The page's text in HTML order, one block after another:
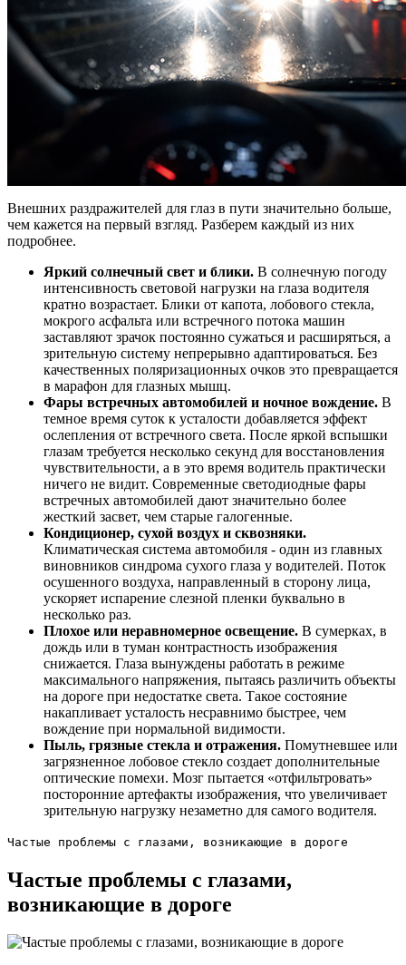
Внешних раздражителей для глаз в пути значительно больше,
чем кажется на первый взгляд. Разберем каждый из них
подробнее.
Яркий солнечный свет и блики. В солнечную погоду
интенсивность световой нагрузки на глаза водителя
кратно возрастает. Блики от капота, лобового стекла,
мокрого асфальта или встречного потока машин
заставляют зрачок постоянно сужаться и расширяться, а
зрительную систему непрерывно адаптироваться. Без
качественных поляризационных очков это превращается
в марафон для глазных мышц.
Фары встречных автомобилей и ночное вождение. В
темное время суток к усталости добавляется эффект
ослепления от встречного света. После яркой вспышки
глазам требуется несколько секунд для восстановления
чувствительности, а в это время водитель практически
ничего не видит. Современные светодиодные фары
встречных автомобилей дают значительно более
жесткий засвет, чем старые галогенные.
Кондиционер, сухой воздух и сквозняки.
Климатическая система автомобиля - один из главных
виновников синдрома сухого глаза у водителей. Поток
осушенного воздуха, направленный в сторону лица,
ускоряет испарение слезной пленки буквально в
несколько раз.
Плохое или неравномерное освещение. В сумерках, в
дождь или в туман контрастность изображения
снижается. Глаза вынуждены работать в режиме
максимального напряжения, пытаясь различить объекты
на дороге при недостатке света. Такое состояние
накапливает усталость несравнимо быстрее, чем
вождение при нормальной видимости.
Пыль, грязные стекла и отражения. Помутневшее или
загрязненное лобовое стекло создает дополнительные
оптические помехи. Мозг пытается «отфильтровать»
посторонние артефакты изображения, что увеличивает
зрительную нагрузку незаметно для самого водителя.
Частые проблемы с глазами, возникающие в дороге
Частые проблемы с глазами,
возникающие в дороге